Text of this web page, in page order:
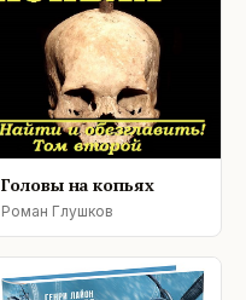
Головы на копьях
Роман Глушков